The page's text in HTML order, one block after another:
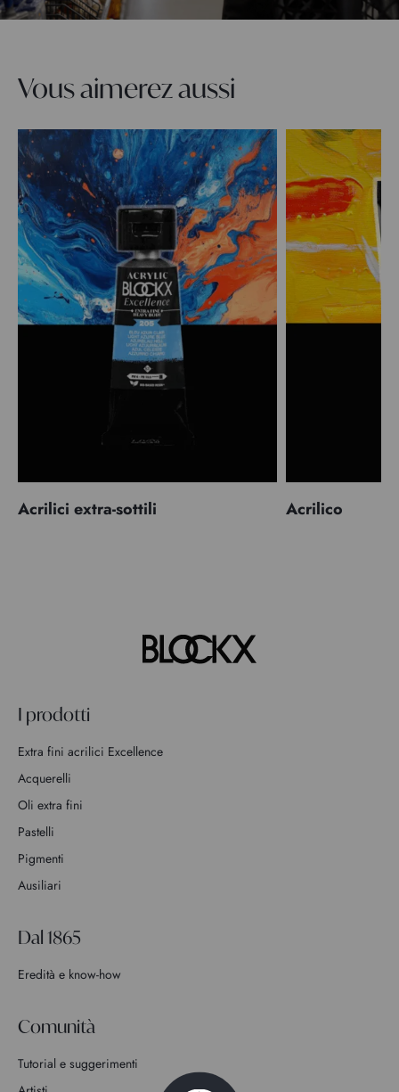
Vous aimerez aussi
Acrilici extra-sottili Acrilico
I prodotti
Extra fini acrilici Excellence
Acquerelli
Oli extra fini
Pastelli
Pigmenti
Ausiliari
Dal 1865
Eredità e know-how
Comunità
Tutorial e suggerimenti